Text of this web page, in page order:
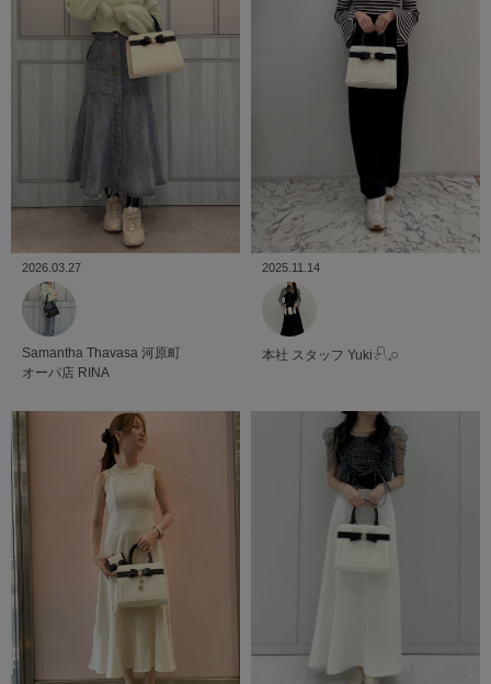
2026.03.27
Samantha Thavasa 河原町
オーパ店 RINA
2025.11.14
本社 スタッフ Yuki𓍯𓈒𓏸︎︎︎︎